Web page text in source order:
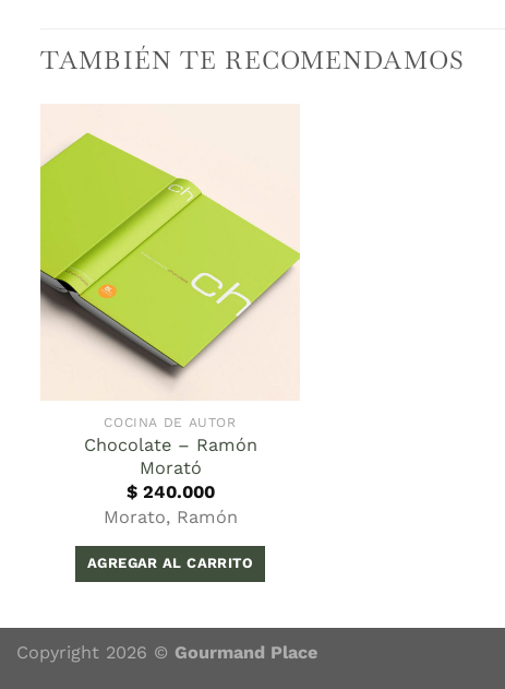
TAMBIÉN TE RECOMENDAMOS
COCINA DE AUTOR
Chocolate – Ramón
Morató
$240.000
Morato, Ramón
AGREGAR AL CARRITO
Copyright 2026 © Gourmand Place